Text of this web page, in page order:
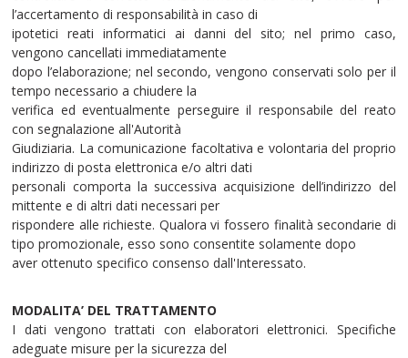
l’accertamento di responsabilità in caso di
ipotetici reati informatici ai danni del sito; nel primo caso,
vengono cancellati immediatamente
dopo l’elaborazione; nel secondo, vengono conservati solo per il
tempo necessario a chiudere la
verifica ed eventualmente perseguire il responsabile del reato
con segnalazione all'Autorità
Giudiziaria. La comunicazione facoltativa e volontaria del proprio
indirizzo di posta elettronica e/o altri dati
personali comporta la successiva acquisizione dell’indirizzo del
mittente e di altri dati necessari per
rispondere alle richieste. Qualora vi fossero finalità secondarie di
tipo promozionale, esso sono consentite solamente dopo
aver ottenuto specifico consenso dall'Interessato.
MODALITA’ DEL TRATTAMENTO
I dati vengono trattati con elaboratori elettronici. Specifiche
adeguate misure per la sicurezza del